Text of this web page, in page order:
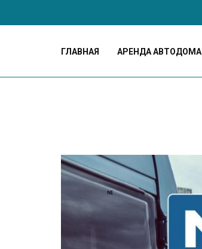
ГЛАВНАЯ АРЕНДА АВТОДОМА